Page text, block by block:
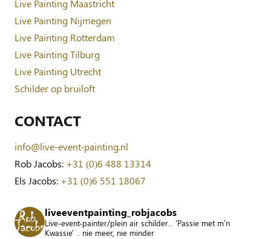
Live Painting Maastricht
Live Painting Nijmegen
Live Painting Rotterdam
Live Painting Tilburg
Live Painting Utrecht
Schilder op bruiloft
CONTACT
info@live-event-painting.nl
Rob Jacobs: +31 (0)6 488 13314
Els Jacobs: +31 (0)6 551 18067
liveeventpainting_robjacobs
Live-event-painter/plein air schilder... 'Passie met m'n
Kwassie' .. nie meer, nie minder